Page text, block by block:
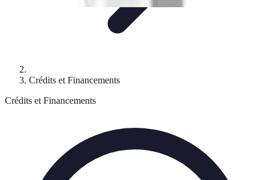
Crédits et Financements
Crédits et Financements